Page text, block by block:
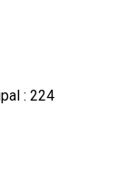
: 224